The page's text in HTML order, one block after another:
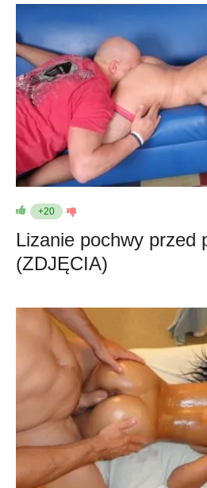
+20
Lizanie pochwy przed
(ZDJĘCIA)